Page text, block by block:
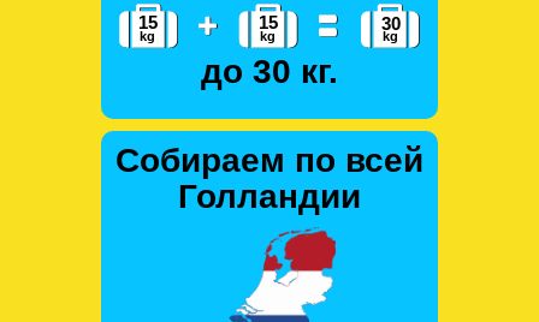
до 30 кг.
Собираем по всей
Голландии